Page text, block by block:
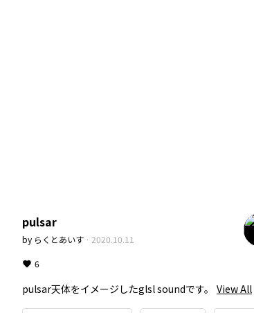
pulsar
by らくとあいす · 2020.10.11
6
pulsar天体をイメージしたglsl soundです。 View All